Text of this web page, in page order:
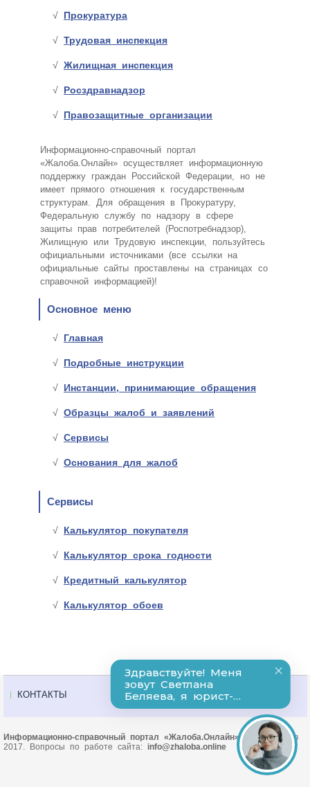
Прокуратура
Трудовая инспекция
Жилищная инспекция
Росздравнадзор
Правозащитные организации
Информационно-справочный портал
«Жалоба.Онлайн» осуществляет информационную
поддержку граждан Российской Федерации, но не
имеет прямого отношения к государственным
структурам. Для обращения в Прокуратуру,
Федеральную службу по надзору в сфере
защиты прав потребителей (Роспотребнадзор),
Жилищную или Трудовую инспекции, пользуйтесь
официальными источниками (все ссылки на
официальные сайты проставлены на страницах со
справочной информацией)!
Основное меню
Главная
Подробные инструкции
Инстанции, принимающие обращения
Образцы жалоб и заявлений
Сервисы
Основания для жалоб
Сервисы
Калькулятор покупателя
Калькулятор срока годности
Кредитный калькулятор
Калькулятор обоев
КОНТАКТЫ
Информационно-справочный портал «Жалоба.Онлайн»© Основан в
2017. Вопросы по работе сайта: info@zhaloba.online